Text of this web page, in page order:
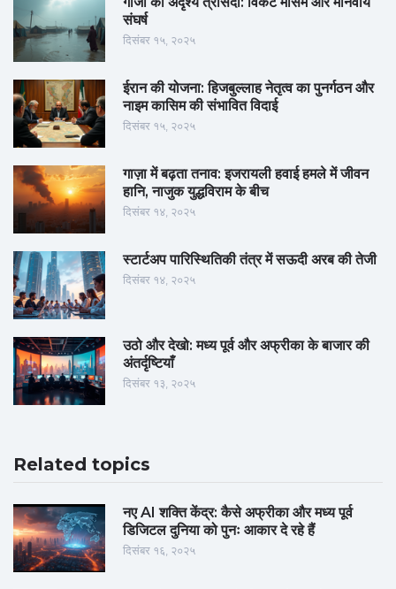
संघर्ष
दिसंबर १५, २०२५
ईरान की योजना: हिजबुल्लाह नेतृत्व का पुनर्गठन और
नाइम कासिम की संभावित विदाई
दिसंबर १५, २०२५
गाज़ा में बढ़ता तनाव: इजरायली हवाई हमले में जीवन
हानि, नाजुक युद्धविराम के बीच
दिसंबर १४, २०२५
स्टार्टअप पारिस्थितिकी तंत्र में सऊदी अरब की तेजी
दिसंबर १४, २०२५
उठो और देखो: मध्य पूर्व और अफ्रीका के बाजार की
अंतर्दृष्टियाँ
दिसंबर १३, २०२५
Related topics
नए AI शक्ति केंद्र: कैसे अफ्रीका और मध्य पूर्व
डिजिटल दुनिया को पुनः आकार दे रहे हैं
दिसंबर १६, २०२५